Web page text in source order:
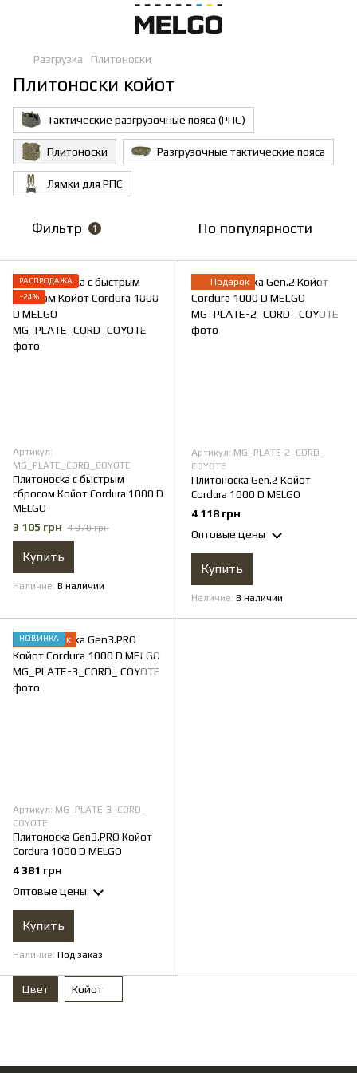
Разгрузка Плитоноски
Плитоноски койот
Тактические разгрузочные пояса (РПС)
Плитоноски Разгрузочные тактические пояса
Лямки для РПС
Фильтр 1 По популярности
РАСПРОДАЖА
−24%
Артикул:
MG_PLATE_CORD_COYOTE
Плитоноска с быстрым
сбросом Койот Cordura 1000 D
MELGO
3 105 грн 4 070 грн
Купить
Наличие В наличии
Подарок
Артикул: MG_PLATE-2_CORD_
COYOTE
Плитоноска Gen.2 Койот
Cordura 1000 D MELGO
4 118 грн
Оптовые цены
Купить
Наличие В наличии
Подарок
НОВИНКА
Артикул: MG_PLATE-3_CORD_
COYOTE
Плитоноска Gen3.PRO Койот
Cordura 1000 D MELGO
4 381 грн
Оптовые цены
Купить
Наличие Под заказ
Цвет Койот